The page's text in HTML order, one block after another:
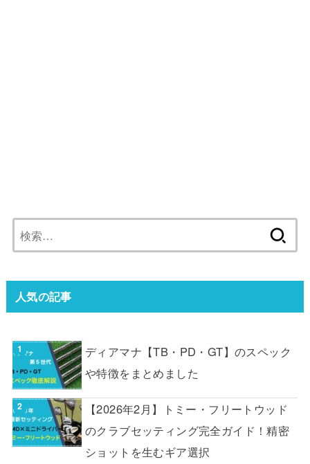
索:
人気の記事
ディアマナ【TB・PD・GT】のスペック
や特徴をまとめました
【2026年2月】トミー・フリートウッド
のクラブセッティング完全ガイド！精密
ショットを生むギア選択